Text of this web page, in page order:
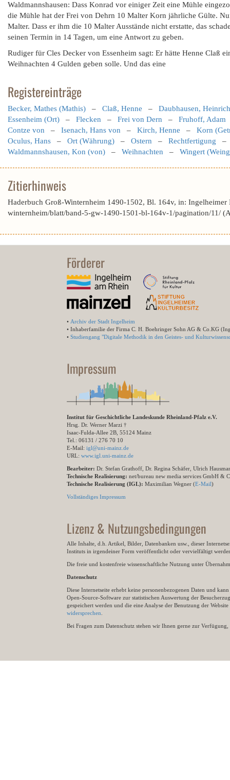
Waldmannshausen: Dass Konrad vor einiger Zeit eine Mühle
die Mühle hat der Frei von Dehrn 10 Malter Korn jährliche Gülte.
Malter. Dass er ihm die 10 Malter Ausstände nicht erstatte, das
seinen Termin in 14 Tagen, um eine Antwort zu geben.
Rudiger für Cles Decker von Essenheim sagt: Er hätte Henne Claß
Weihnachten 4 Gulden geben solle. Und das eine
Registereinträge
Becker, Mathes (Mathis) – Claß, Henne – Daubhausen,
Essenheim (Ort) – Flecken – Frei von Dern – Fruhoff, Adam
Contze von – Isenach, Hans von – Kirch, Henne – Korn
Oculus, Hans – Ort (Währung) – Ostern – Rechtfertigung
Waldmannshausen, Kon (von) – Weihnachten – Wingert
Zitierhinweis
Haderbuch Groß-Winternheim 1490-1502, Bl. 164v, in:
winternheim/blatt/band-5-gw-1490-1501-bl-164v-1/pagination/11/
Förderer
• Archiv der Stadt Ingelheim
• Inhaberfamilie der Firma C. H. Boehringer Sohn AG & Co.KG
• Studiengang "Digitale Methodik in den Geistes- und
Impressum
Institut für Geschichtliche Landeskunde Rheinland-Pfalz e.V.
Hrsg. Dr. Werner Marzi †
Isaac-Fulda-Allee 2B, 55124 Mainz
Tel.: 06131 / 276 70 10
E-Mail: igl@uni-mainz.de
URL: www.igl.uni-mainz.de
Bearbeiter: Dr. Stefan Grathoff, Dr. Regina Schäfer, Ulrich
Technische Realisierung: net/bureau new media services GmbH &
Technische Realisierung (IGL): Maximilian Wegner (E-Mail)
Vollständiges Impressum
Lizenz & Nutzungsbedingungen
Alle Inhalte, d.h. Artikel, Bilder, Datenbanken usw., dieser
Instituts in irgendeiner Form veröffentlicht oder vervielfältigt
Die freie und kostenfreie wissenschaftliche Nutzung unter
Datenschutz
Diese Internetseite erhebt keine personenbezogenen Daten und
Open-Source-Software zur statistischen Auswertung der
gespeichert werden und die eine Analyse der Benutzung der
widersprechen
Bei Fragen zum Datenschutz stehen wir Ihnen gerne zur